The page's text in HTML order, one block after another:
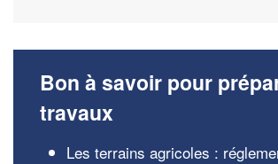
Bon à savoir pour
travaux
Les terrains agricoles :